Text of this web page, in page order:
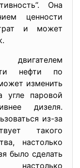
Она
ценности
и может
нефти по
изменить
угле паровой
дизеля.
из-за
такого
настолько
было сделать